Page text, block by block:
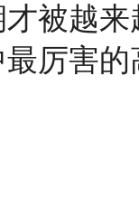
被越
厉害